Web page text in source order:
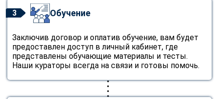
3 Обучение
Заключив договор и оплатив обучение, вам будет
предоставлен доступ в личный кабинет, где
представлены обучающие материалы и тесты.
Наши кураторы всегда на связи и готовы помочь.